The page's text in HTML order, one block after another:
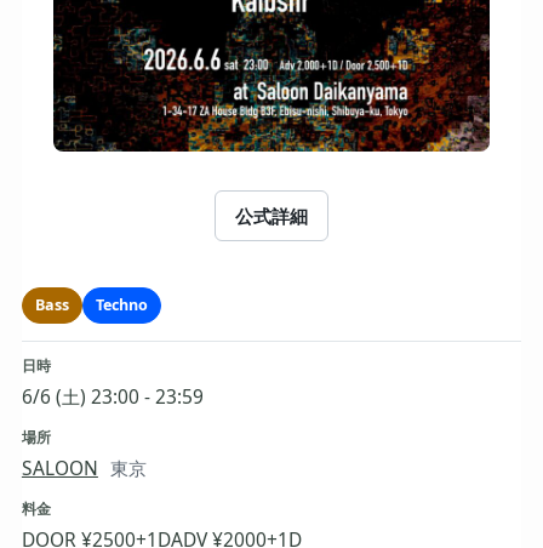
公式詳細
Bass Techno
日時
6/6 (土) 23:00 - 23:59
場所
SALOON 東京
料金
DOOR ¥2500+1DADV ¥2000+1D